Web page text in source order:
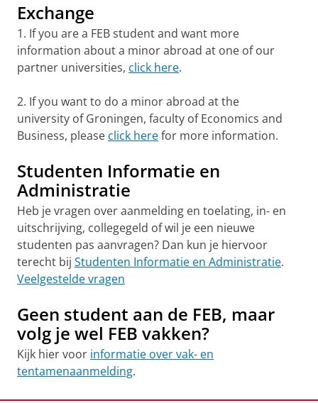
Exchange
1. If you are a FEB student and want more
information about a minor abroad at one of our
partner universities, click here.
2. If you want to do a minor abroad at the
university of Groningen, faculty of Economics and
Business, please click herefor more information.
Studenten Informatie en
Administratie
Heb je vragen over aanmelding en toelating, in- en
uitschrijving, collegegeld of wil je een nieuwe
studenten pas aanvragen? Dan kun je hiervoor
terecht bij Studenten Informatie en Administratie.
Veelgestelde vragen
Geen student aan de FEB, maar
volg je wel FEB vakken?
Kijk hier voor informatie over vak- en
tentamenaanmelding.